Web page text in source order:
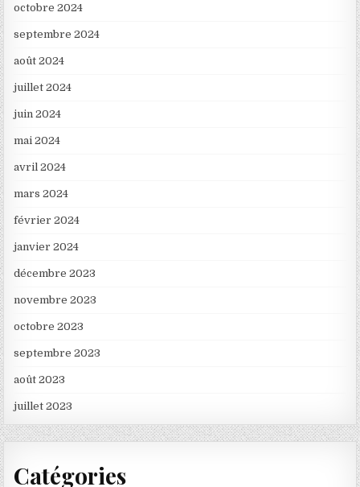
octobre 2024
septembre 2024
août 2024
juillet 2024
juin 2024
mai 2024
avril 2024
mars 2024
février 2024
janvier 2024
décembre 2023
novembre 2023
octobre 2023
septembre 2023
août 2023
juillet 2023
Catégories